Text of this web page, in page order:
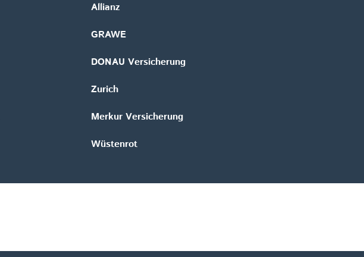
Allianz
GRAWE
DONAU Versicherung
Zurich
Merkur Versicherung
Wüstenrot